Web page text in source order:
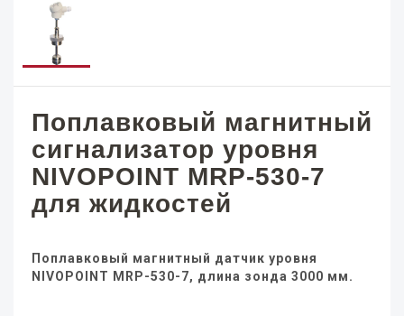
Поплавковый магнитный
сигнализатор уровня
NIVOPOINT MRP-530-7
для жидкостей
Поплавковый магнитный датчик уровня
NIVOPOINT MRP-530-7, длина зонда 3000 мм.